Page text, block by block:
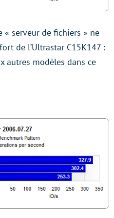
« serveur de fichiers » ne
de l’Ultrastar C15K147 :
autres modèles dans ce